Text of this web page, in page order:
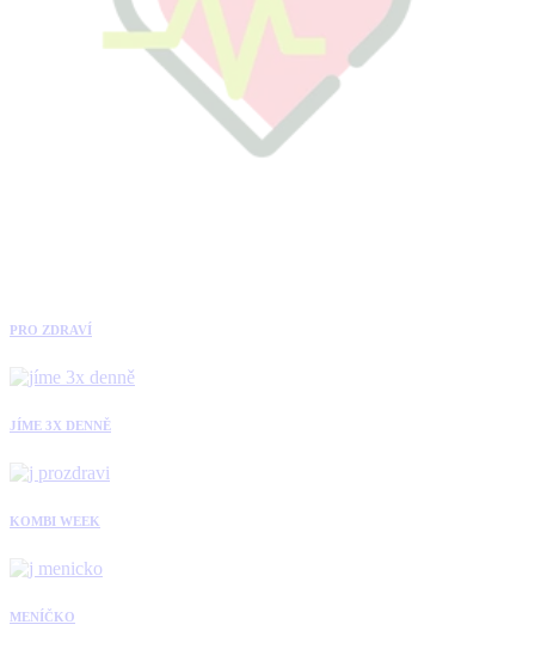
PRO ZDRAVÍ
JÍME 3X DENNĚ
KOMBI WEEK
MENÍČKO